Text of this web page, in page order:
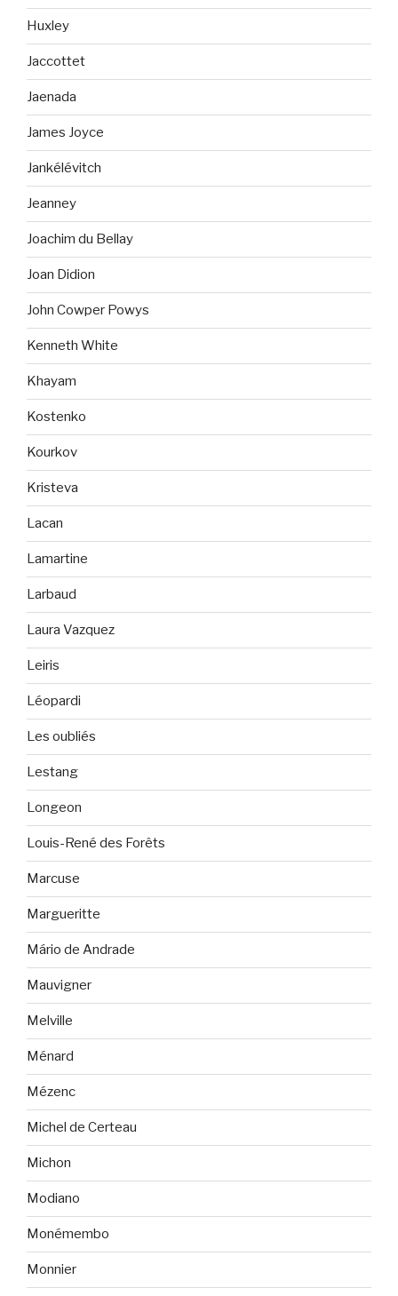
Huxley
Jaccottet
Jaenada
James Joyce
Jankélévitch
Jeanney
Joachim du Bellay
Joan Didion
John Cowper Powys
Kenneth White
Khayam
Kostenko
Kourkov
Kristeva
Lacan
Lamartine
Larbaud
Laura Vazquez
Leiris
Léopardi
Les oubliés
Lestang
Longeon
Louis-René des Forêts
Marcuse
Margueritte
Mário de Andrade
Mauvigner
Melville
Ménard
Mézenc
Michel de Certeau
Michon
Modiano
Monémembo
Monnier